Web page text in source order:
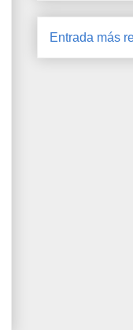
Entrada más